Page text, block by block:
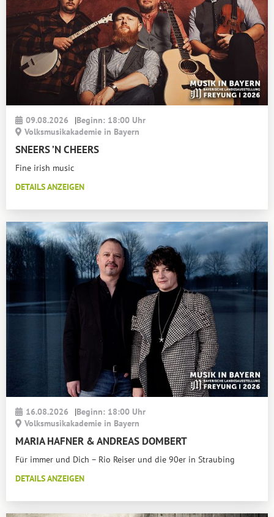
09.08.2026 |Beginn: 18:00 Uhr
Volksmusikakademie in Bayern
SNEERS ’N CHEERS
Fine irish music
DETAILS ANZEIGEN
16.08.2026 |Beginn: 18:00 Uhr
Volksmusikakademie in Bayern
MARIA HAFNER & ANDREAS DOMBERT
Für immer und Dich – Rio Reiser und die 90er in Straubing
DETAILS ANZEIGEN